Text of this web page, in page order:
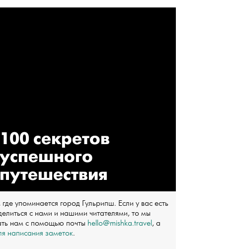
100 секретов
путешествия
упоминается город Гульрипш. Если у вас есть
с нами и нашими читателями, то мы
нам с помощью почты hello@mishka.travel, а
написания заметок.